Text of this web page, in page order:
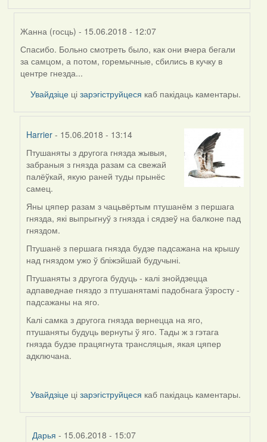
Жанна (госць) - 15.06.2018 - 12:07
In
reply
to
Спасибо. Больно смотреть было, как они вчера бегали
за самцом, а потом, горемычные, сбились в кучку в
центре гнезда...
Увайдзіце цізарэгіструйцеся каб пакідаць каментары.
Harrier - 15.06.2018 - 13:14
In
reply
to
by
Жанна
(госць)
Птушаняты з другога гнязда жывыя,
забраныя з гнязда разам са свежай
палёўкай, якую раней туды прынёс
самец.
Яны цяпер разам з чацьвёртым птушанём з першага
гнязда, які выпрыгнуў з гнязда і сядзеў на балконе пад
гняздом.
Птушанё з першага гнязда будзе падсажана на крышу
над гняздом ужо ў бліжэйшай будучыні.
Птушаняты з другога будуць - калі знойдзецца
адпаведнае гняздо з птушанятамі падобнага ўзросту -
падсажаны на яго.
Калі самка з другога гнязда вернецца на яго,
птушаняты будуць вернуты ў яго. Тады ж з гэтага
гнязда будзе працягнута трансляцыя, якая цяпер
адключана.
Увайдзіце цізарэгіструйцеся каб пакідаць каментары.
Дарья - 15.06.2018 - 15:07